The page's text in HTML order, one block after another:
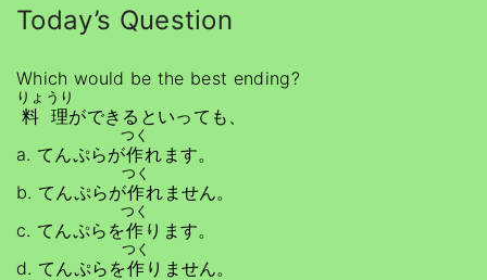
Today’s Question
Which would be the best ending?
料理
りょうり
ができるといっても、
a. てんぷらが作
つく
れます。
b. てんぷらが作
つく
れません。
c. てんぷらを作
つく
ります。
d. てんぷらを作
つく
りません。